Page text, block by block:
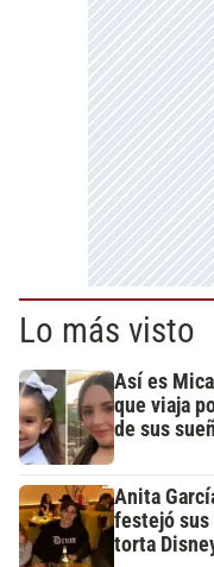
Lo más visto
Así es
que viaja
de sus
Anita
festejó sus
torta